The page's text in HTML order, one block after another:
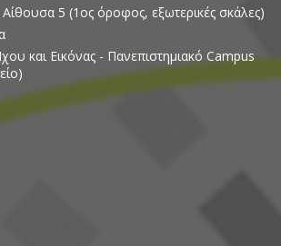
Αίθουσα 5 (1ος όροφος, εξωτερικές σκάλες)
και Εικόνας - Πανεπιστημιακό Campus